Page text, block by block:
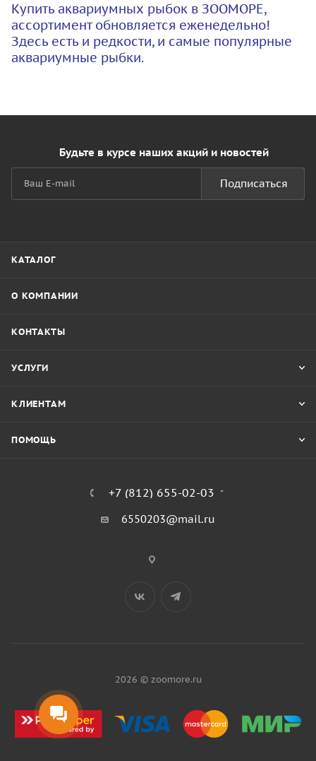
Купить аквариумных рыбок в ЗООМОРЕ,
ассортимент обновляется еженедельно!
Здесь есть и редкости, и самые популярные
аквариумные рыбки.
Будьте в курсе наших акций и новостей
Подписаться
КАТАЛОГ
О КОМПАНИИ
КОНТАКТЫ
УСЛУГИ
КЛИЕНТАМ
ПОМОЩЬ
+7 (812) 655-02-03
6550203@mail.ru
2026 © zoomore.ru